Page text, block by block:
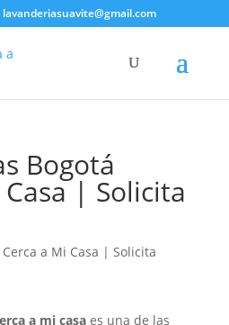
lavanderiasuavite@gmail.com
Bogotá
| Solicita
a mi casaes una de las